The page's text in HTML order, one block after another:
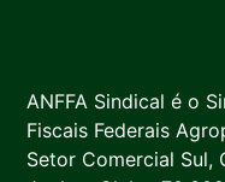
ANFFA Sindical é o
Fiscais Federais
Setor Comercial Sul,